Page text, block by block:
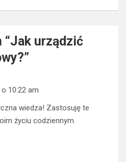
“Jak urządzić
”
10:22 am
wiedza! Zastosuję te
życiu codziennym.